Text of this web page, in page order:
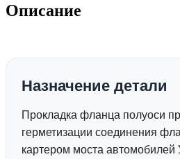
Описание
Назначение детали
Прокладка фланца полуоси
герметизации соединения
картером моста